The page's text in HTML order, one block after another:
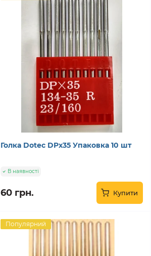
Голка Dotec DPx35 Упаковка 10 шт
В наявності
60 грн. Купити
Популярний